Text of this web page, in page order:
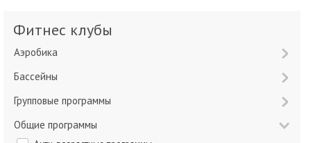
Фитнес клубы
Аэробика
Бассейны
Групповые программы
Общие программы